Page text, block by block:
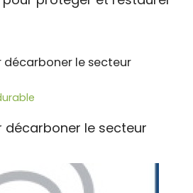
décarboner le secteur